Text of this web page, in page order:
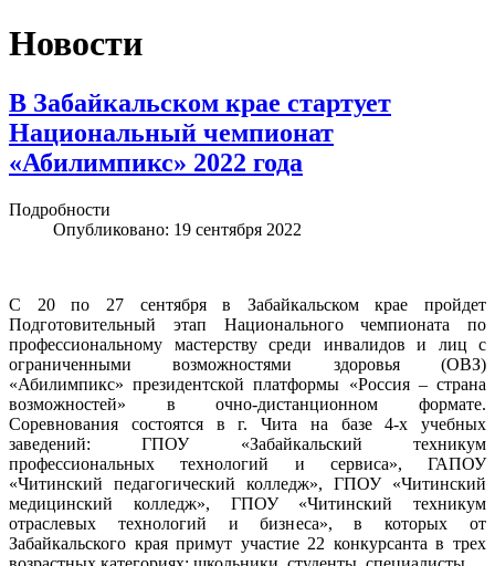
Новости
В Забайкальском крае стартует
Национальный чемпионат
«Абилимпикс» 2022 года
Подробности
Опубликовано: 19 сентября 2022
С 20 по 27 сентября в Забайкальском крае пройдет
Подготовительный этап Национального чемпионата по
профессиональному мастерству среди инвалидов и лиц с
ограниченными возможностями здоровья (ОВЗ)
«Абилимпикс» президентской платформы «Россия – страна
возможностей» в очно-дистанционном формате.
Соревнования состоятся в г. Чита на базе 4-х учебных
заведений: ГПОУ «Забайкальский техникум
профессиональных технологий и сервиса», ГАПОУ
«Читинский педагогический колледж», ГПОУ «Читинский
медицинский колледж», ГПОУ «Читинский техникум
отраслевых технологий и бизнеса», в которых от
Забайкальского края примут участие 22 конкурсанта в трех